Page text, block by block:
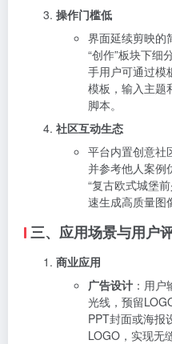
操作门槛低
界面延续剪映的
“创作”板块下细
手用户可通过模
模板，输入主题
脚本。
社区互动生态
平台内置创意社
并参考他人案例
“复古欧式城堡
速生成高质量图
三、应用场景与用户
商业应用
广告设计 ：用
光线，预留
PPT封面或海报
LOGO，实现无